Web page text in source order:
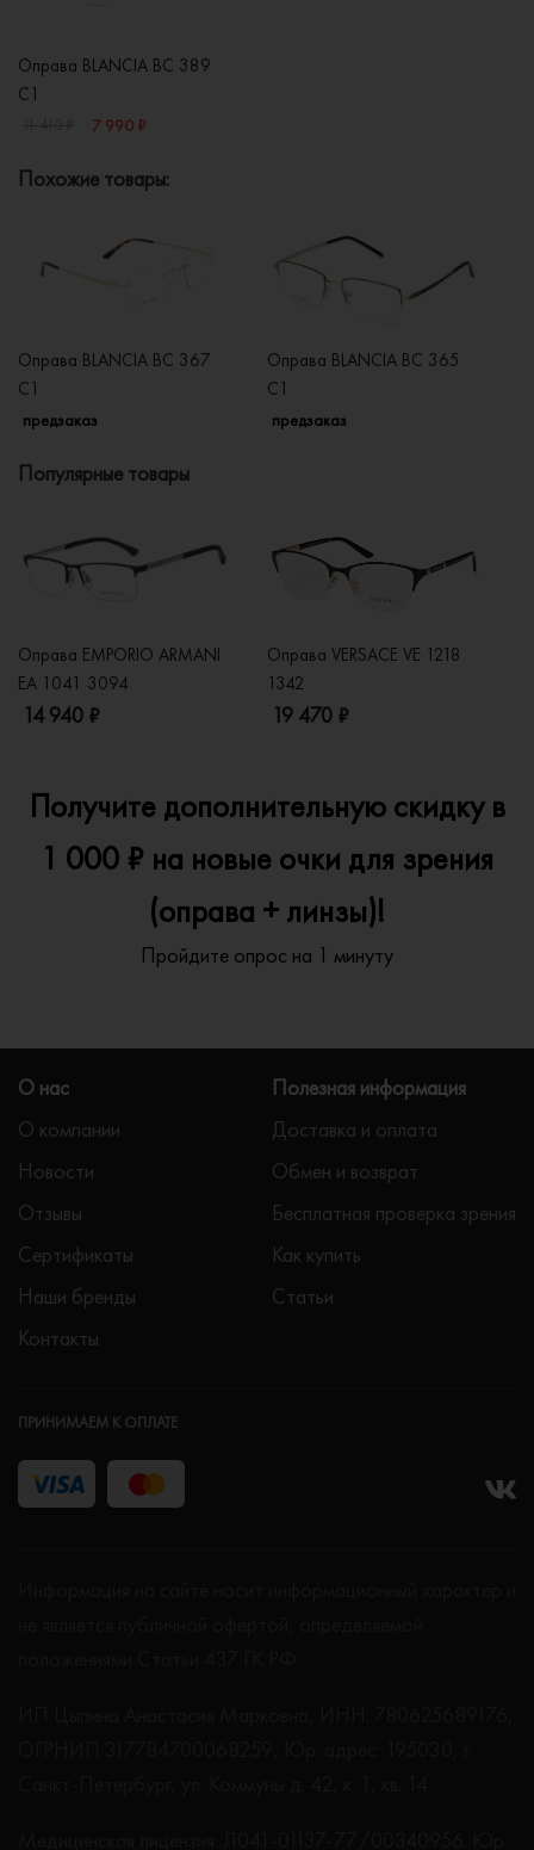
Оправа BLANCIA BC 389
C1
7 990 ₽
Похожие товары:
Оправа BLANCIA BC 367
C1
предзаказ
Оправа BLANCIA BC 365
C1
предзаказ
Популярные товары
Оправа EMPORIO ARMANI
EA 1041 3094
14 940 ₽
Оправа VERSACE VE 1218
1342
19 470 ₽
Получите дополнительную скидку в
1 000 ₽ на новые очки для зрения
(оправа + линзы)!
Пройдите опрос на 1 минуту
О нас
О компании
Новости
Отзывы
Сертификаты
Наши бренды
Контакты
Полезная информация
Доставка и оплата
Обмен и возврат
Бесплатная проверка зрения
Как купить
Статьи
ПРИНИМАЕМ К ОПЛАТЕ